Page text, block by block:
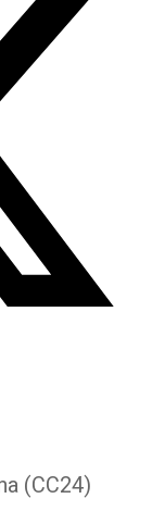
(CC24)